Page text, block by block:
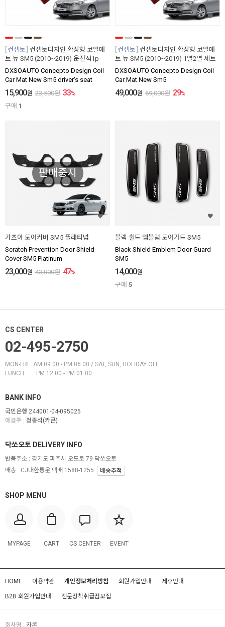
컨셉토
컨셉토디자인 확장형 코일매
트 뉴 SM5 (2010~2019) 운전석1p
DXSOAUTO Concepto Design Coil
Car Mat New Sm5 driver's seat
15,900원 23,500원 33%
구매 1
컨셉토
컨셉토디자인 확장형 코일매
트 뉴 SM5 (2010~2019) 1열2열 세트
DXSOAUTO Concepto Design Coil
Car Mat New Sm5
49,000원 69,000원 29%
판매중지
가즈아 도어커버 SM5 플래티넘
Scratch Prevention Door Shield
Cover SM5 Platinum
23,000원 43,000원 47%
블랙 쉴드 엠블럼 도어가드 SM5
Black Shield Emblem Door Guard
SM5
14,000원
구매 5
CS CENTER
02-495-2750
MON-FRI : AM 09:00 - PM 06:00 / SAT, SUN, HOLIDAY OFF
LUNCH : PM 12:00 - PM 01:00
BANK INFO
국민은행 244001-04-095025
예금주 : 정종석(카콘)
SHOP MENU
MYPAGE CART CS CENTER EVENT
닥쏘오토 DELIVERY INFO
반품주소 : 경기도 파주시 오도로 79 닥쏘오토
배송 : CJ대한통운 택배 1588-1255
배송추적
HOME 이용약관 개인정보처리방침 회원가입안내 제휴안내
B2B 회원가입안내 전문장착취급점모집
회사명 : 카콘